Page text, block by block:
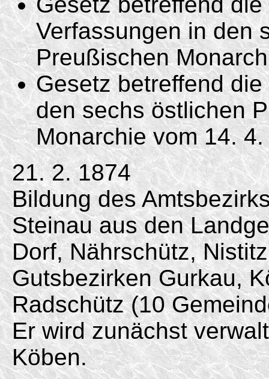
Verfassungen in den
Preußischen
Gesetz betreffend
den sechs östlichen
Monarchie vom14.
21. 2. 1874
Bildung des
Steinau aus den
Dorf, Nährschütz,
Gutsbezirken Gurkau,
Radschütz (10
Er wird zunächst
Köben.